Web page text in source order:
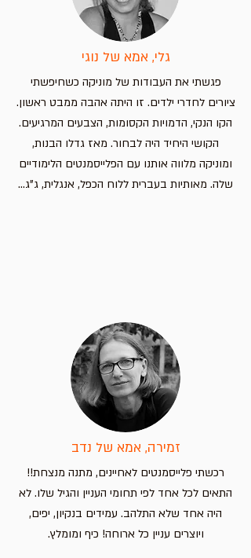
גלי, אמא של נוגי
פגשתי את העבודות של מוניקה כשחיפשתי
ציורים לחדרי ילדים. זו היתה אהבה ממבט ראשון.
הקו הנקי, הדמויות הקסומות, הצבעים המרגיעים.
הקושי היחיד היה לבחור. מאז גדלו הבנות,
ומוניקה מלווה אותנו עם הפלייסמנטים הלימודיים
שלה. מאותיות בעברית ללוח הכפל, אנגלית, ג"ג...
זמירה, אמא של נדב
רכשתי פלייסמנטים לאחיינים, מתנה מנצחת!!
התאים לכל אחד לפי תחומי העניין והגיל שלו. לא
היה אחד שלא התלהב. עמידים בנקיון, יפים,
ויוצרים עניין כל ארוחה! כיף ומומלץ.